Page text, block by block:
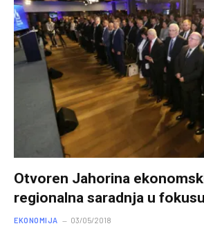
Otvoren Јahorina
regionalna saradnja u fokusu
EKONOMIJA 03/05/2018